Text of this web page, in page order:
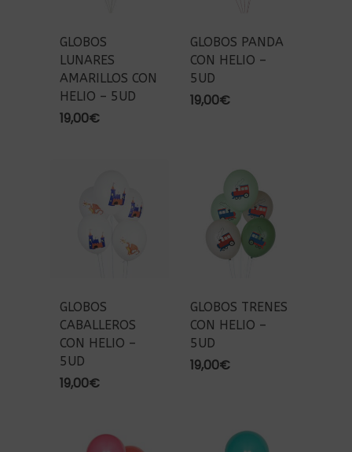
GLOBOS
LUNARES
AMARILLOS CON
HELIO – 5UD
19,00€
GLOBOS PANDA
CON HELIO –
5UD
19,00€
GLOBOS
CABALLEROS
CON HELIO –
5UD
19,00€
GLOBOS TRENES
CON HELIO –
5UD
19,00€